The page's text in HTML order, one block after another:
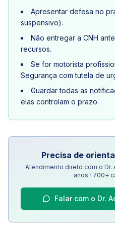
Apresentar defesa no
suspensivo).
Não entregar a CNH
recursos.
Se for motorista
Segurança com tutela de
Guardar todas as
elas controlam o prazo.
Precisa de
Atendimento direto com o Dr.
anos · 700+
Falar com o Dr.